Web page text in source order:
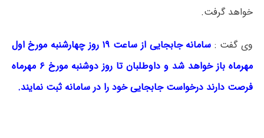
خواهد گرفت.
وی گفت :
سامانه جابجایی از ساعت ۱۹ روز چهارشنبه مورخ اول
مهرماه باز خواهد شد و داوطلبان تا روز دوشنبه مورخ ۶ مهرماه
فرصت دارند درخواست جابجایی خود را در سامانه ثبت نمایند.